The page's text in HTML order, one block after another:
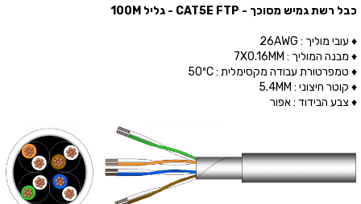
כבל רשת גמיש מסוכך - CAT5E FTP - גליל 100M
♦ עובי מוליך : 26AWG
♦ מבנה המוליך : 7X0.16MM
♦ טמפרטורת עבודה מקסימלית : 50ºC
♦ קוטר חיצוני : 5.4MM
♦ צבע הבידוד : אפור